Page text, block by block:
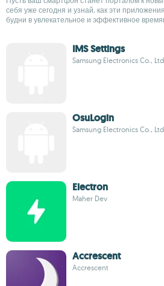
себя уже сегодня и узнай, как эти
будни в увлекательное и эффективное
IMS Settings
Samsung Electronics Co.,
OsuLogin
Samsung Electronics Co.,
Electron
Maher Dev
Accrescent
Accrescent